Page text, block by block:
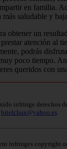
en familia.
más saludable y
obtener un
atención al
podrás
poco tiempo.
queridos con
infringe derechos
bitelchux@yahoo.es.
infringes copyright